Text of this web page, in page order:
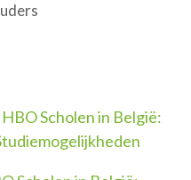
HBO Scholen in België: